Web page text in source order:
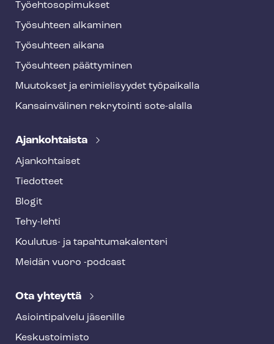
Työ­eh­to­so­pi­muk­set
Työsuhteen alkaminen
Työsuhteen aikana
Työsuhteen päättyminen
Muutokset ja erimielisyydet työpaikalla
Kansainvälinen rekrytointi sote-alalla
Ajankohtaista
Ajankohtaiset
Tiedotteet
Blogit
Tehy-lehti
Koulutus- ja ta­pah­tu­ma­ka­len­te­ri
Meidän vuoro -podcast
Ota yhteyttä
Asioin­ti­pal­ve­lu jäsenille
Keskustoimisto